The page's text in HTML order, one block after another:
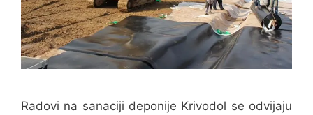
Radovi na sanaciji deponije Krivodol se odvijaju